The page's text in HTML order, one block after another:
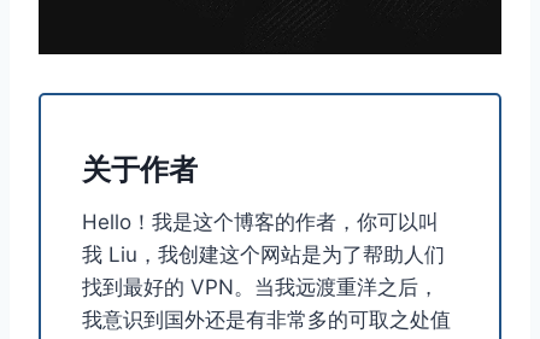
关于作者
Hello！我是这个博客的作者，你可以叫
我 Liu，我创建这个网站是为了帮助人们
找到最好的 VPN。当我远渡重洋之后，
我意识到国外还是有非常多的可取之处值